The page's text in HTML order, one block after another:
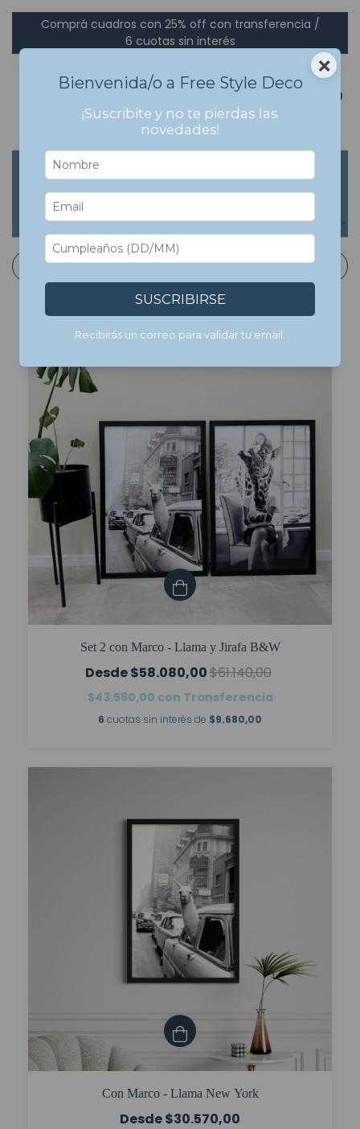
Comprá cuadros con 25% off con transferencia /
6 cuotas sin interés
Inicio > Cuadros Con Marco > Animales
Animales
Filtrar
OFF
Set 2 con Marco - Llama y Jirafa B&W
$58.080,00$61.140,00
$43.560,00 con Transferencia
6 cuotas sin interés de $9.680,00
Con Marco - Llama New York
$30.570,00
×
Bienvenida/o a Free Style Deco
¡Suscribite y no te pierdas las
novedades!
SUSCRIBIRSE
Recibirás un correo para validar tu email.